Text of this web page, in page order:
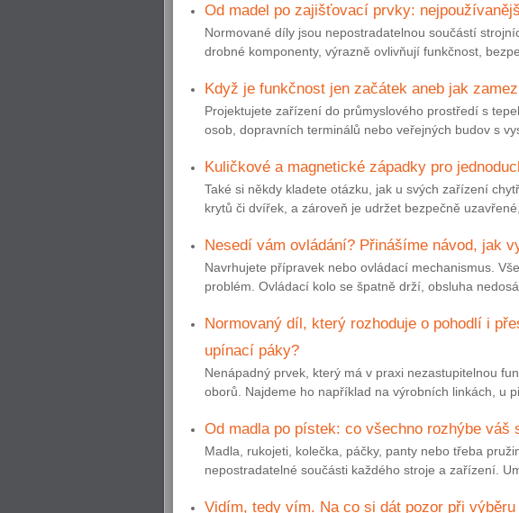
Od madel po zajišťovací prvky:
Normované díly jsou nepostradatelnou součástí
drobné komponenty, výrazně ovlivňují funkčnost,
Když je funkčnost jen začátek aneb jak
Projektujete zařízení do průmyslového prostředí s
osob, dopravních terminálů nebo veřejných budov s
Kuličkové a magnetické západky pro
Také si někdy kladete otázku, jak u svých zařízení
krytů či dvířek, a zároveň je udržet bezpečně
Nesedí vám ovládání? Přinášíme návod, jak
Navrhujete přípravek nebo ovládací mechanismus.
problém. Ovládací kolo se špatně drží, obsluha
Normovaný díl, který rozhoduje o pohodlí i
upínací páky?
Nenápadný prvek, který má v praxi nezastupitelnou
oborů. Najdeme ho například na výrobních linkách, u
Od madla po pístek: co všechno rozhýbe váš
Madla, rukojeti, kolečka, páčky, panty nebo třeba
nepostradatelné součásti každého stroje a zařízení.
Vidím, tedy vím. Na co si dát pozor při výběru